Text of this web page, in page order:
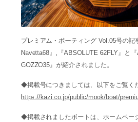
プレミアム・ボーティング Vol.05号の記
Navetta68』,『ABSOLUTE 62FLY』と
GOZZO35』が紹介されました。
◆掲載号につきましては、以下をご覧く
https://kazi.co.jp/public/mook/boat/
◆掲載されましたボートは、ホームペー